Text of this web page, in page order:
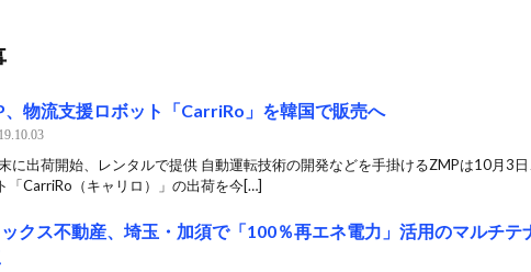
、物流支援ロボット「CarriRo」を韓国で販売へ
に出荷開始、レンタルで提供 自動運転技術の開発などを手掛けるZMPは10月3
「CarriRo（キャリロ）」の出荷を今[…]
クス不動産、埼玉・加須で「100％再エネ電力」活用のマルチテ